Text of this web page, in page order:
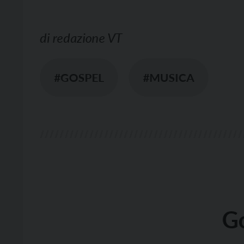
di redazione VT
#GOSPEL #MUSICA